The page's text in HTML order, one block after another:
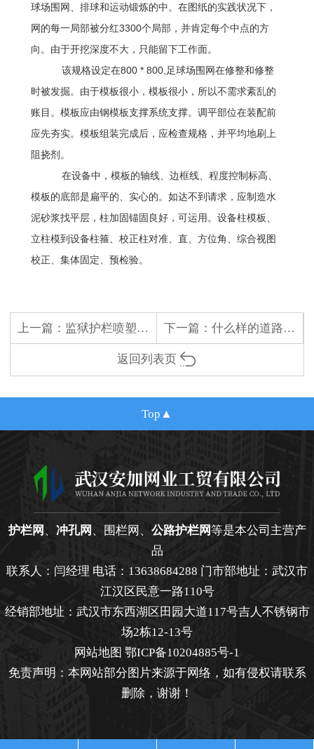
球场围网、排球和运动锻炼的中。在图纸的实践状况下，
网的每一局部被分红3300个局部，并肯定每个中点的方
向。由于开挖深度不大，只能留下工作面。
该规格设定在800 * 800,足球场围网在修整和修整
时被发掘。由于模板很小，模板很小，所以不需求紊乱的
账目。模板应由钢模板支撑系统支撑。调平部位在装配前
应先夯实。模板组装完成后，应检查规格，并平均地刷上
阻挠剂。
在设备中，模板的轴线、边框线、程度控制标高、
模板的底部是扁平的、实心的。如达不到请求，应制造水
泥砂浆找平层，柱加固锚固良好，可运用。设备柱模板、
立柱模到设备柱箍、校正柱对准、直、方位角、综合视图
校正、集体固定、预检验。
上一篇： 监狱护栏喷塑加工的工艺流程！ 下一篇： 什么样的道路交通护栏厂家难以提高产品质量？
返回列表页
Top
护栏网 、 冲孔网 、围栏网、 公路护栏网等是本公司主营产
品
联系人：闫经理 电话：13638684288 门市部地址：武汉市
江汉区民意一路110号
经销部地址：武汉市东西湖区田园大道117号吉人不锈钢市
场2栋12-13号
网站地图 鄂ICP备10204885号-1
免责声明：本网站部分图片来源于网络，如有侵权请联系
删除，谢谢！